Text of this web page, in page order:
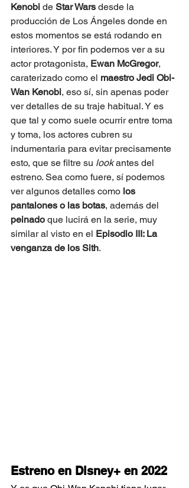
Kenobi de Star Wars desde la
producción de Los Ángeles donde en
estos momentos se está rodando en
interiores. Y por fin podemos ver a su
actor protagonista, Ewan McGregor,
caraterizado como el maestro Jedi Obi-
Wan Kenobi, eso sí, sin apenas poder
ver detalles de su traje habitual. Y es
que tal y como suele ocurrir entre toma
y toma, los actores cubren su
indumentaria para evitar precisamente
esto, que se filtre su look antes del
estreno. Sea como fuere, sí podemos
ver algunos detalles como los
pantalones o las botas, además del
peinado que lucirá en la serie, muy
similar al visto en el Episodio III: La
venganza de los Sith.
Estreno en Disney+ en 2022